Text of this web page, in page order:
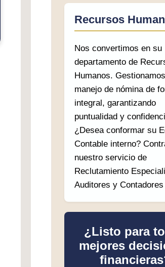
Recursos
Nos convertimos en su
departamento de
Humanos.
manejo de nómina de
integral, garantizando
puntualidad y
¿Desea conformar su
Contable interno?
nuestro servicio de
Reclutamiento
Auditores y Contadores
¿Listo para
mejores